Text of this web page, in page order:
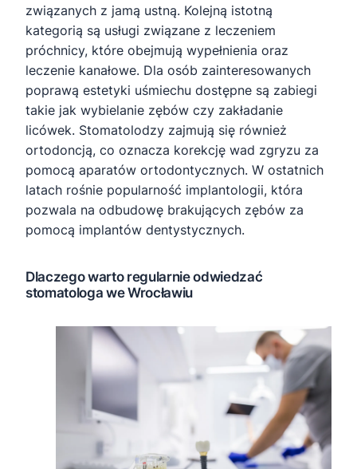
związanych z jamą ustną. Kolejną istotną
kategorią są usługi związane z leczeniem
próchnicy, które obejmują wypełnienia oraz
leczenie kanałowe. Dla osób zainteresowanych
poprawą estetyki uśmiechu dostępne są zabiegi
takie jak wybielanie zębów czy zakładanie
licówek. Stomatolodzy zajmują się również
ortodoncją, co oznacza korekcję wad zgryzu za
pomocą aparatów ortodontycznych. W ostatnich
latach rośnie popularność implantologii, która
pozwala na odbudowę brakujących zębów za
pomocą implantów dentystycznych.
Dlaczego warto regularnie odwiedzać
stomatologa we Wrocławiu